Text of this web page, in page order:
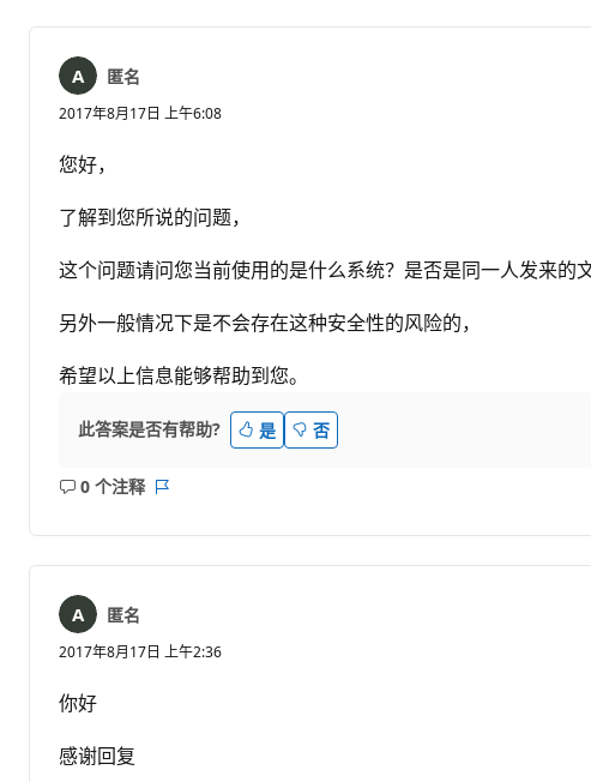
匿名
2017年8月17日 上午6:08
您好，
了解到您所说的问题，
这个问题请问您当前使用的是什么系统？是否是同一人发来
另外一般情况下是不会存在这种安全性的风险的，
希望以上信息能够帮助到您。
此答案是否有帮助? 是 否
0 个注释
无
匿名
2017年8月17日 上午2:36
你好
感谢回复